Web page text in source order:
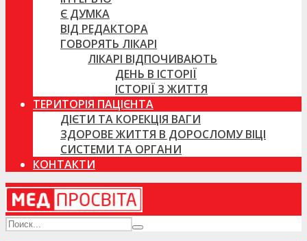
Є ДУМКА
ВІД РЕДАКТОРА
ГОВОРЯТЬ ЛІКАРІ
ЛІКАРІ ВІДПОЧИВАЮТЬ
ДЕНЬ В ІСТОРІЇ
ІСТОРІЇ З ЖИТТЯ
ТЕРИТОРІЯ ПАЦІЄНТА
ДІЄТИ ТА КОРЕКЦІЯ ВАГИ
ЗДОРОВЕ ЖИТТЯ В ДОРОСЛОМУ ВІЦІ
СИСТЕМИ ТА ОРГАНИ
КОНТАКТИ